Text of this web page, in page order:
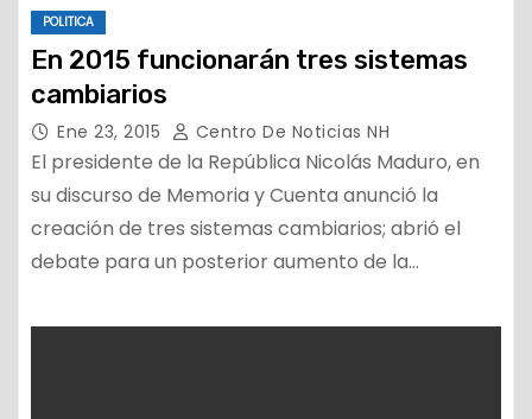
POLITICA
En 2015 funcionarán tres sistemas
cambiarios
Ene 23, 2015 Centro De Noticias NH
El presidente de la República Nicolás Maduro, en
su discurso de Memoria y Cuenta anunció la
creación de tres sistemas cambiarios; abrió el
debate para un posterior aumento de la…